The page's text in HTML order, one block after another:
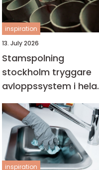
inspiration
13. July 2026
Stamspolning
stockholm tryggare
avloppssystem i hela
fastigheten
inspiration